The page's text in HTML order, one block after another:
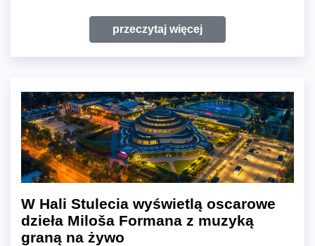
przeczytaj więcej
W Hali Stulecia wyświetlą oscarowe
dzieła Miloša Formana z muzyką
graną na żywo